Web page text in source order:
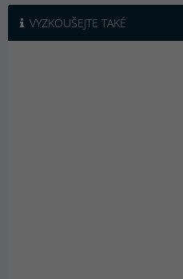
VYZKOUŠEJTE TAKÉ